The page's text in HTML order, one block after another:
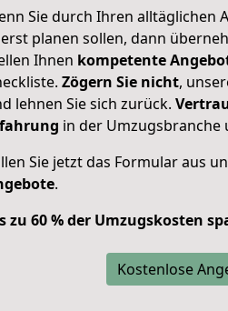
Sie durch Ihren alltäglichen
planen sollen, dann
Ihnen kompetente
Zögern Sie nicht,
lehnen Sie sich zurück.
in der Umzugsbranche
Sie jetzt das Formular aus
.
zu 60 % der Umzugskosten
Kostenlose